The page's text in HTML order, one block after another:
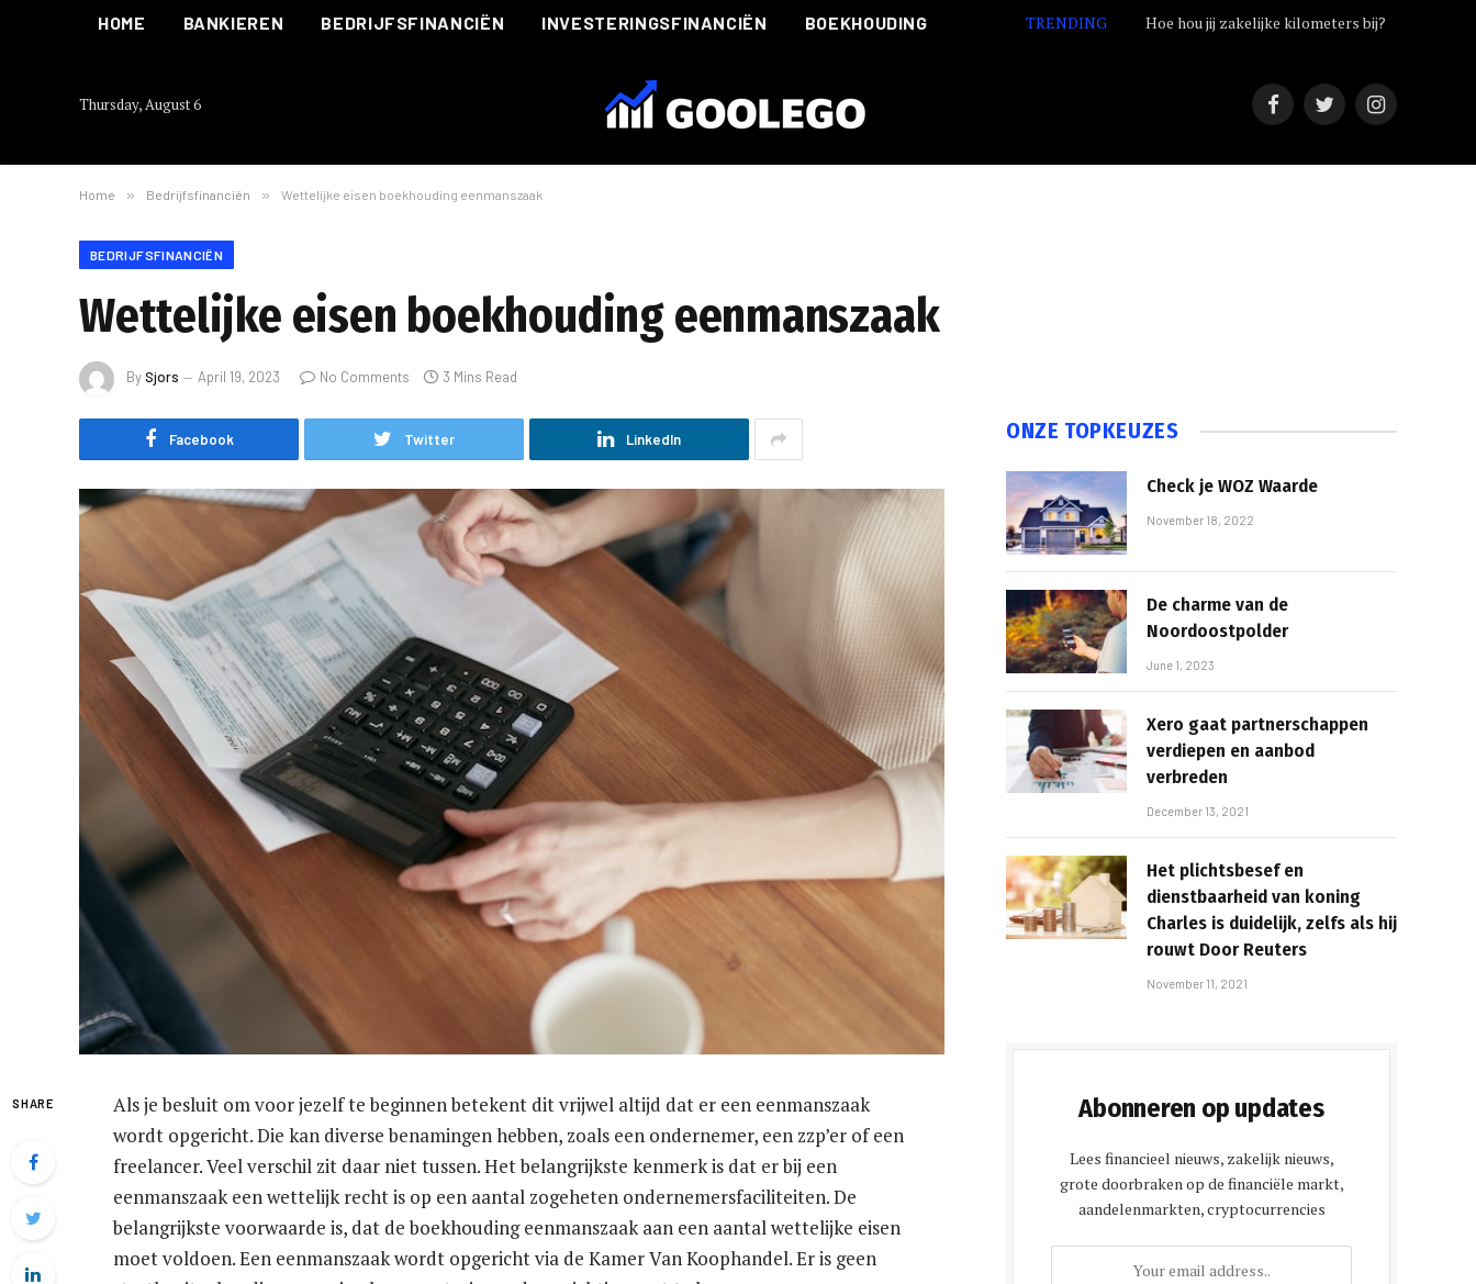
HOME BANKIEREN BEDRIJFSFINANCIËN INVESTERINGSFINANCIËN BOEKHOUDING TRENDING Hoe hou jij zakelijke kilometers bij?
Thursday, August 6 FacebookTwitterInstagram
Home » Bedrijfsfinanciën » Wettelijke eisen boekhouding eenmanszaak
BEDRIJFSFINANCIËN
Wettelijke eisen boekhouding eenmanszaak
BySjors April 19, 2023 No Comments 3 Mins Read
Facebook Twitter LinkedIn
SHARE
Als je besluit om voor jezelf te beginnen betekent dit vrijwel altijd dat er een eenmanszaak
wordt opgericht. Die kan diverse benamingen hebben, zoals een ondernemer, een zzp’er of een
freelancer. Veel verschil zit daar niet tussen. Het belangrijkste kenmerk is dat er bij een
eenmanszaak een wettelijk recht is op een aantal zogeheten ondernemersfaciliteiten. De
belangrijkste voorwaarde is, dat de boekhouding eenmanszaak aan een aantal wettelijke eisen
moet voldoen. Een eenmanszaak wordt opgericht via de Kamer Van Koophandel. Er is geen
ONZE TOPKEUZES
Check je WOZ Waarde
November 18, 2022
De charme van de
Noordoostpolder
June 1, 2023
Xero gaat partnerschappen
verdiepen en aanbod
verbreden
December 13, 2021
Het plichtsbesef en
dienstbaarheid van koning
Charles is duidelijk, zelfs als hij
rouwt Door Reuters
November 11, 2021
Abonneren op updates
Lees financieel nieuws, zakelijk nieuws,
grote doorbraken op de financiële markt,
aandelenmarkten, cryptocurrencies